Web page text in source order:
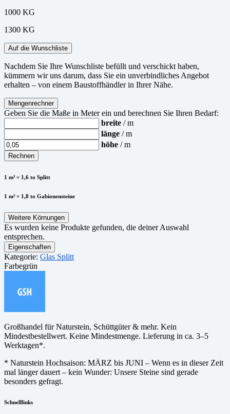
1000 KG
1300 KG
Auf die Wunschliste
Nachdem Sie Ihre Wunschliste befüllt und verschickt haben,
kümmern wir uns darum, dass Sie ein unverbindliches Angebot
erhalten – von einem Baustoffhändler in Ihrer Nähe.
Mengenrechner
Geben Sie die Maße in Meter ein und berechnen Sie Ihren Bedarf:
breite / m
länge / m
höhe / m
Rechnen
1 m³ = 1,6 to Splitt
1 m³ = 1,8 to Gabionensteine
Weitere Körnungen
Es wurden keine Produkte gefunden, die deiner Auswahl
entsprechen.
Eigenschaften
Kategorie: Glas Splitt
Farbegrün
Großhandel für Naturstein, Schüttgüter & mehr. Kein
Mindestbestellwert. Keine Mindestmenge. Lieferung in ca. 3–5
Werktagen*.
* Naturstein Hochsaison: MÄRZ bis JUNI – Wenn es in dieser Zeit
mal länger dauert – kein Wunder: Unsere Steine sind gerade
besonders gefragt.
Schnelllinks